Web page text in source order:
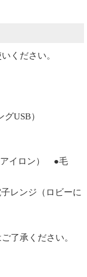
ください。
USB）
イロン） ●毛
ンジ（ロビーに
了承ください。